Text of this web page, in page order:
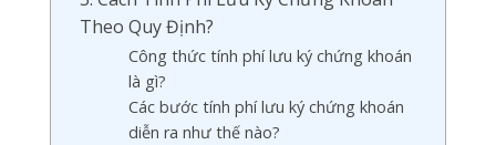
Theo Quy Định?
Công thức tính phí lưu ký chứng khoán
là gì?
Các bước tính phí lưu ký chứng khoán
diễn ra như thế nào?